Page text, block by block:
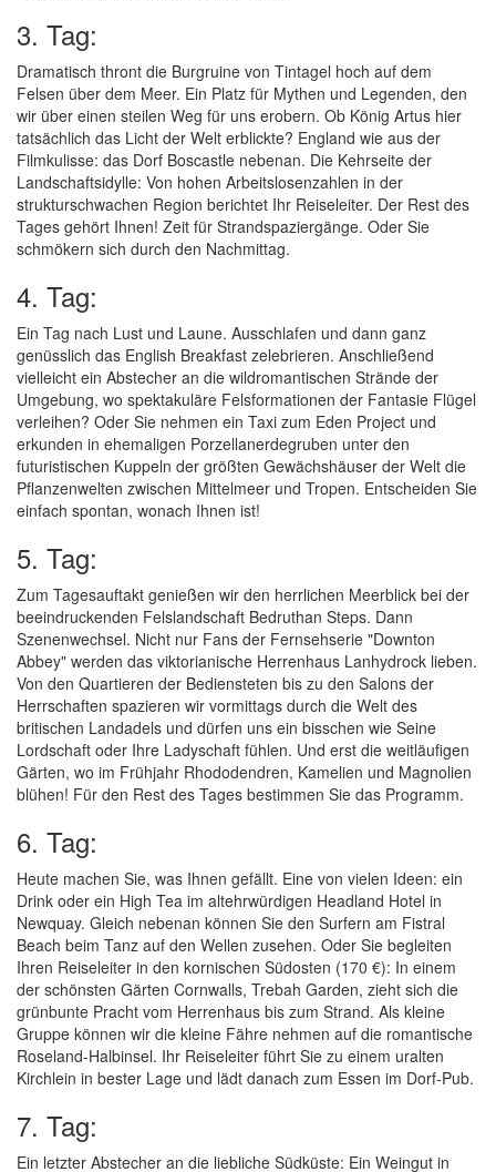
3. Tag:
Dramatisch thront die Burgruine von Tintagel hoch auf dem
Felsen über dem Meer. Ein Platz für Mythen und Legenden, den
wir über einen steilen Weg für uns erobern. Ob König Artus hier
tatsächlich das Licht der Welt erblickte? England wie aus der
Filmkulisse: das Dorf Boscastle nebenan. Die Kehrseite der
Landschaftsidylle: Von hohen Arbeitslosenzahlen in der
strukturschwachen Region berichtet Ihr Reiseleiter. Der Rest des
Tages gehört Ihnen! Zeit für Strandspaziergänge. Oder Sie
schmökern sich durch den Nachmittag.
4. Tag:
Ein Tag nach Lust und Laune. Ausschlafen und dann ganz
genüsslich das English Breakfast zelebrieren. Anschließend
vielleicht ein Abstecher an die wildromantischen Strände der
Umgebung, wo spektakuläre Felsformationen der Fantasie Flügel
verleihen? Oder Sie nehmen ein Taxi zum Eden Project und
erkunden in ehemaligen Porzellanerdegruben unter den
futuristischen Kuppeln der größten Gewächshäuser der Welt die
Pflanzenwelten zwischen Mittelmeer und Tropen. Entscheiden Sie
einfach spontan, wonach Ihnen ist!
5. Tag:
Zum Tagesauftakt genießen wir den herrlichen Meerblick bei der
beeindruckenden Felslandschaft Bedruthan Steps. Dann
Szenenwechsel. Nicht nur Fans der Fernsehserie "Downton
Abbey" werden das viktorianische Herrenhaus Lanhydrock lieben.
Von den Quartieren der Bediensteten bis zu den Salons der
Herrschaften spazieren wir vormittags durch die Welt des
britischen Landadels und dürfen uns ein bisschen wie Seine
Lordschaft oder Ihre Ladyschaft fühlen. Und erst die weitläufigen
Gärten, wo im Frühjahr Rhododendren, Kamelien und Magnolien
blühen! Für den Rest des Tages bestimmen Sie das Programm.
6. Tag:
Heute machen Sie, was Ihnen gefällt. Eine von vielen Ideen: ein
Drink oder ein High Tea im altehrwürdigen Headland Hotel in
Newquay. Gleich nebenan können Sie den Surfern am Fistral
Beach beim Tanz auf den Wellen zusehen. Oder Sie begleiten
Ihren Reiseleiter in den kornischen Südosten (170 €): In einem
der schönsten Gärten Cornwalls, Trebah Garden, zieht sich die
grünbunte Pracht vom Herrenhaus bis zum Strand. Als kleine
Gruppe können wir die kleine Fähre nehmen auf die romantische
Roseland-Halbinsel. Ihr Reiseleiter führt Sie zu einem uralten
Kirchlein in bester Lage und lädt danach zum Essen im Dorf-Pub.
7. Tag:
Ein letzter Abstecher an die liebliche Südküste: Ein Weingut in